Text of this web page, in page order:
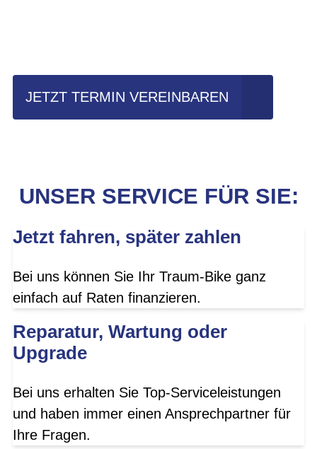
JETZT TERMIN VEREINBAREN
UNSER SERVICE FÜR SIE:
Jetzt fahren, später zahlen
Bei uns können Sie Ihr Traum-Bike ganz
einfach auf Raten finanzieren.
Reparatur, Wartung oder
Upgrade
Bei uns erhalten Sie Top-Serviceleistungen
und haben immer einen Ansprechpartner für
Ihre Fragen.